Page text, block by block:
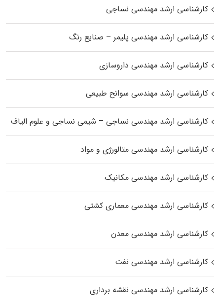
کارشناسی ارشد مهندسی نساجی
کارشناسی ارشد مهندسی پلیمر – صنایع رنگ
کارشناسی ارشد مهندسی داروسازی
کارشناسی ارشد مهندسی سوانح طبیعی
کارشناسی ارشد مهندسی نساجی – شیمی نساجی و علوم الیاف
کارشناسی ارشد مهندسی متالورژی و مواد
کارشناسی ارشد مهندسی مکانیک
کارشناسی ارشد مهندسی معماری کشتی
کارشناسی ارشد مهندسی معدن
کارشناسی ارشد مهندسی نفت
کارشناسی ارشد مهندسی نقشه برداری